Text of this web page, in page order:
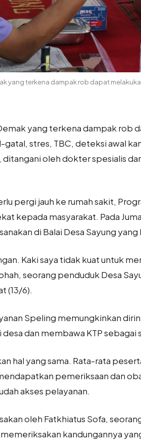
yang terkena dampak rob dapat
yang terkena dampak rob
stres, TBC, deteksi awal
ditangani oleh dokter spesialis
pergi jauh ke rumah sakit,
kepada masyarakat. Pada
di Balai Desa Sayung
Kaki saya tidak kuat untuk
seorang penduduk Desa
(13/6).
Speling memungkinkan
dan membawa KTP sebagai
hal yang sama. Rata-rata
pemeriksaan dan
akses pelayanan.
oleh Fatkhiatus Sofa,
kandungannya